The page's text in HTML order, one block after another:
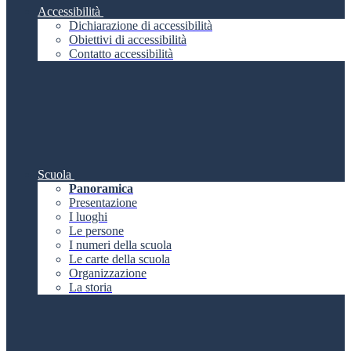
Accessibilità
Dichiarazione di accessibilità
Obiettivi di accessibilità
Contatto accessibilità
Scuola
Panoramica
Presentazione
I luoghi
Le persone
I numeri della scuola
Le carte della scuola
Organizzazione
La storia